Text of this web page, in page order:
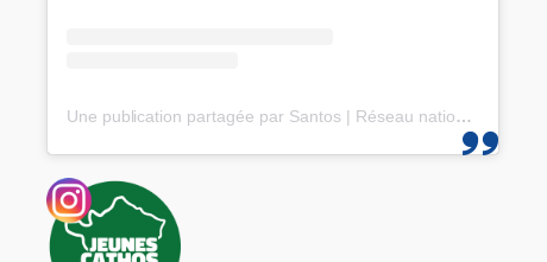
Une publication partagée par Santos | Réseau national des 25-35 (@santos_cef)